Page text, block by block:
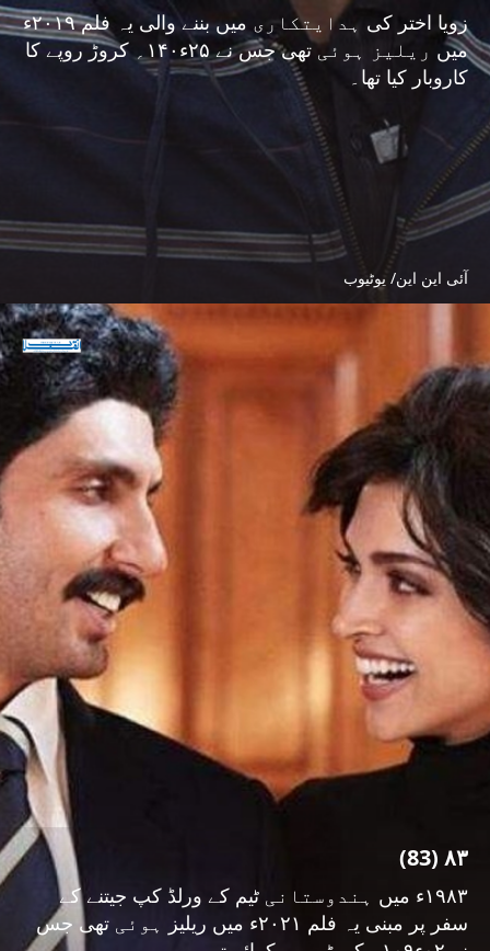
زویا اختر کی ہدایتکاری میں بننے والی یہ فلم ۲۰۱۹ء
میں ریلیز ہوئی تھی جس نے ۲۵ء۱۴۰؍ کروڑ روپے کا
کاروبار کیا تھا۔
آئی این این/ یوٹیوب
۸۳ (83)
۱۹۸۳ء میں ہندوستانی ٹیم کے ورلڈ کپ جیتنے کے
سفر پر مبنی یہ فلم ۲۰۲۱ء میں ریلیز ہوئی تھی جس